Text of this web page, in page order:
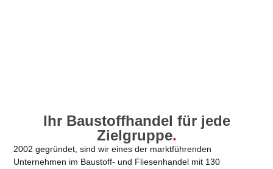
Ihr Baustoffhandel für jede
Zielgruppe.
2002 gegründet, sind wir eines der marktführenden
Unternehmen im Baustoff- und Fliesenhandel mit 130